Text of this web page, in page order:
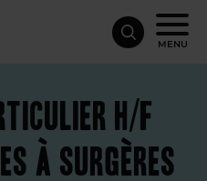
MENU
H/F
à Surgères